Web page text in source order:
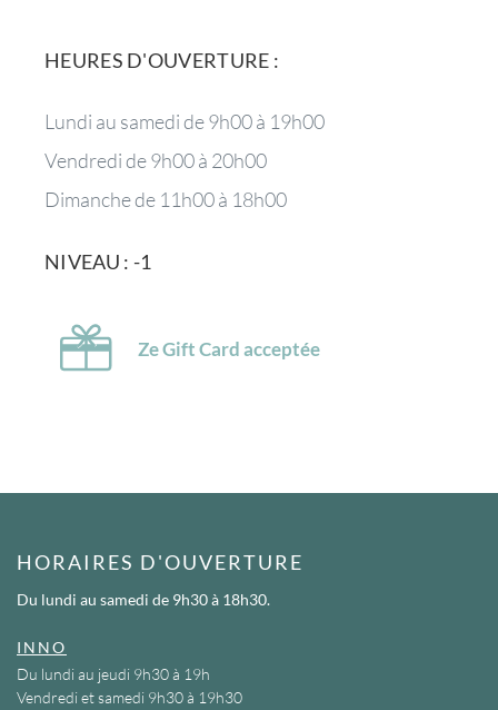
HEURES D'OUVERTURE :
Lundi au samedi de 9h00 à 19h00
Vendredi de 9h00 à 20h00
Dimanche de 11h00 à 18h00
NIVEAU : -1
Ze Gift Card acceptée
HORAIRES D'OUVERTURE
Du lundi au samedi de 9h30 à 18h30.
INNO
Du lundi au jeudi 9h30 à 19h
Vendredi et samedi 9h30 à 19h30